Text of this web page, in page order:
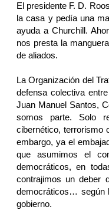
El presidente F. D.
la casa y pedía una
ayuda a Churchill.
nos presta la
de aliados.
La Organización del
defensa colectiva
Juan Manuel Santos,
somos parte. Solo
cibernético, terrorismo
embargo, ya el
que asumimos el
democráticos, en
contrajimos un deber
democráticos… según
gobierno.